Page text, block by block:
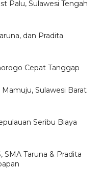
Palu, Sulawesi Tengah
dan Pradita
Cepat Tanggap
Sulawesi Barat
Seribu Biaya
SMA Taruna & Pradita